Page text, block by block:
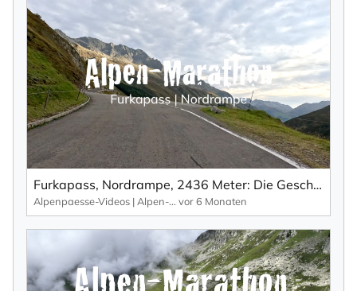
Furkapass, Nordrampe, 2436 Meter: Die Geschichte der James Bond Street am Furkapass.
Alpenpaesse-Videos | Alpen-Marathon vor 6 Monaten
Vorname
Nachname
Ihre E-Mail-Adresse
Ich willige in den Empfang des Newsletters ein,
den ich jederzeit mit dem Link im Newsletter
selbst abbestellen kann.